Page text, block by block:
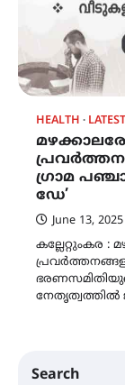
HEALTH LATEST
ഗ്രാമ
ഡേ’
June 13, 2025
കല്ലേറ്റുംകര :
നേതൃത്വത്തിൽ
Search